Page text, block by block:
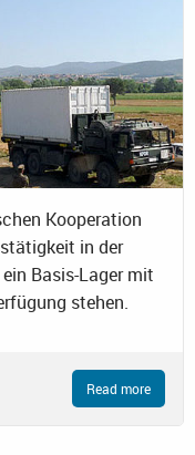
Kooperation
in der
Basis-Lager mit
stehen.
Read more